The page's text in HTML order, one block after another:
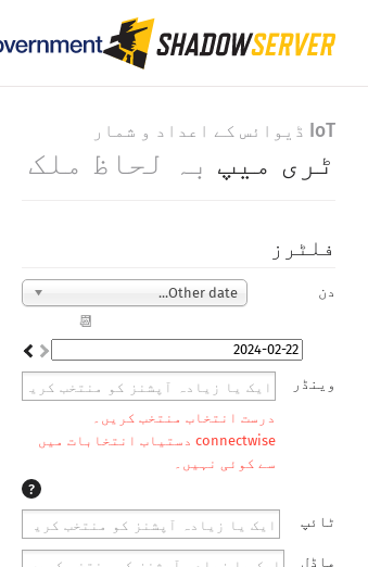
IoT ڈیوائس کے اعداد و شمار
ٹری میپ بہ لحاظ ملک
فلٹرز
دن Other date...
📆
وینڈر
درست انتخاب منتخب کریں۔
connectwise دستیاب انتخابات میں
سے کوئی نہیں۔
?
ٹائپ
ماڈل